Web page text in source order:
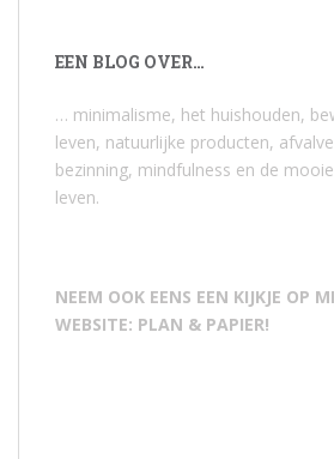
EEN BLOG OVER…
… minimalisme, het huishouden,
leven, natuurlijke producten,
bezinning, mindfulness en de
leven.
NEEM OOK EENS EEN KIJKJE OP
WEBSITE: PLAN & PAPIER!